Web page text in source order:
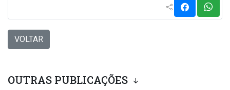
VOLTAR
OUTRAS PUBLICAÇÕES